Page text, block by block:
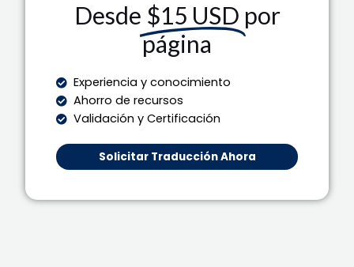
Desde $15 USD por
página
Experiencia y conocimiento
Ahorro de recursos
Validación y Certificación
Solicitar Traducción Ahora